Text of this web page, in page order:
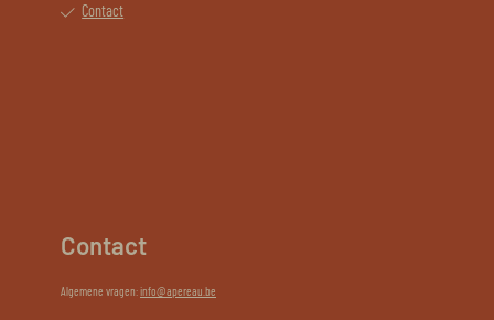
Contact
Contact
Algemene vragen:info@apereau.be